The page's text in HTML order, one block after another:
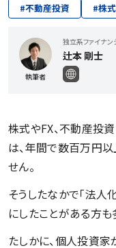
#不動産投資 #株
執筆者
独立系ファイナン
辻本 剛士
株式やFX、不動産投
は、年間で数百万円
せん。
そうしたなかで「法人
にしたことがある方も
たしかに、個人投資